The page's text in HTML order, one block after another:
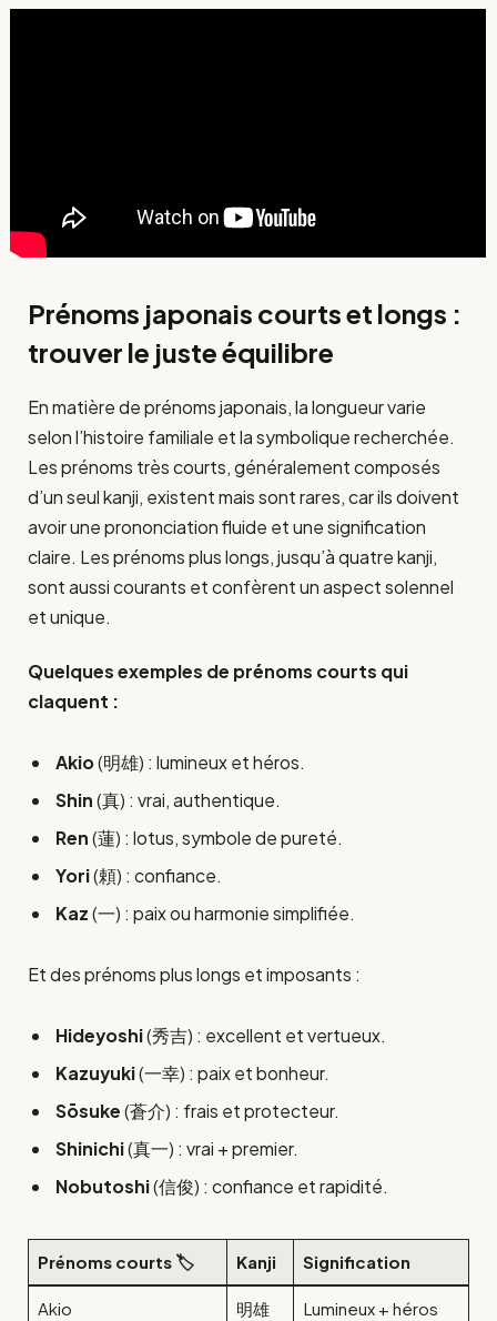
Prénoms japonais courts et longs :
trouver le juste équilibre
En matière de prénoms japonais, la longueur varie
selon l’histoire familiale et la symbolique recherchée.
Les prénoms très courts, généralement composés
d’un seul kanji, existent mais sont rares, car ils doivent
avoir une prononciation fluide et une signification
claire. Les prénoms plus longs, jusqu’à quatre kanji,
sont aussi courants et confèrent un aspect solennel
et unique.
Quelques exemples de prénoms courts qui
claquent :
Akio(明雄) : lumineux et héros.
Shin(真) : vrai, authentique.
Ren(蓮) : lotus, symbole de pureté.
Yori(頼) : confiance.
Kaz(一) : paix ou harmonie simplifiée.
Et des prénoms plus longs et imposants :
Hideyoshi(秀吉) : excellent et vertueux.
Kazuyuki(一幸) : paix et bonheur.
Sōsuke(蒼介) : frais et protecteur.
Shinichi(真一) : vrai + premier.
Nobutoshi(信俊) : confiance et rapidité.
Prénoms courts 🏷️ Kanji Signification
Akio 明雄 Lumineux + héros